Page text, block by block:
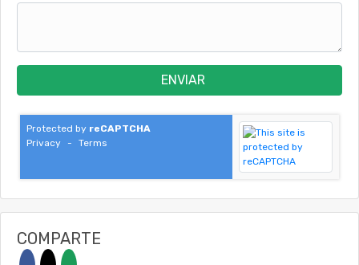
ENVIAR
Protected by reCAPTCHA
Privacy
- Terms
COMPARTE